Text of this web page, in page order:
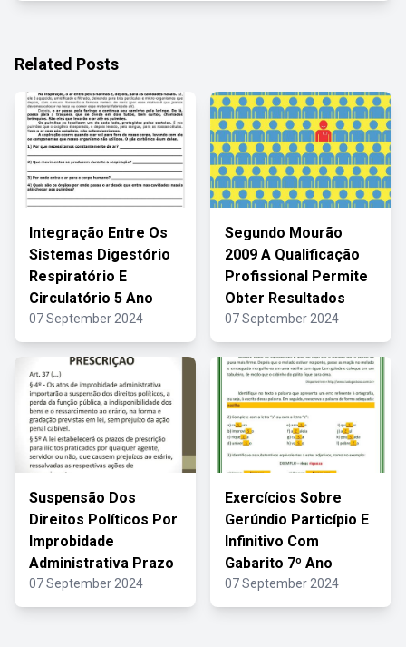
Related Posts
Integração Entre Os
Sistemas Digestório
Respiratório E
Circulatório 5 Ano
07 September 2024
Segundo Mourão
2009 A Qualificação
Profissional Permite
Obter Resultados
07 September 2024
Suspensão Dos
Direitos Políticos Por
Improbidade
Administrativa Prazo
07 September 2024
Exercícios Sobre
Gerúndio Particípio E
Infinitivo Com
Gabarito 7º Ano
07 September 2024